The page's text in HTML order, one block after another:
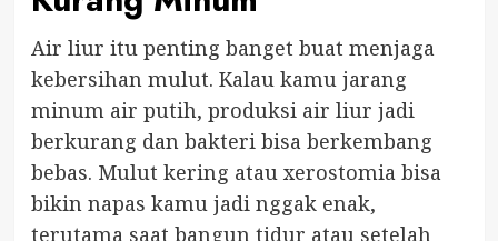
Air liur itu penting banget buat menjaga
kebersihan mulut. Kalau kamu jarang
minum air putih, produksi air liur jadi
berkurang dan bakteri bisa berkembang
bebas. Mulut kering atau xerostomia bisa
bikin napas kamu jadi nggak enak,
terutama saat bangun tidur atau setelah